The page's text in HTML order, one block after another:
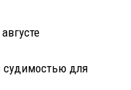
судимостью для